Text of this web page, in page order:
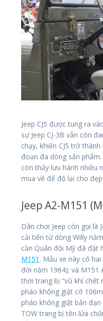
Jeep CJ5 được tung ra
sự Jeep CJ-3B vẫn còn
chạy, khiến CJ5 trở
đoạn đa dòng sản
còn thấy lưu hành nhiều
mua về để độ lại cho
Jeep A2-M151
Dân chơi Jeep còn gọi là
cải tiến từ dòng Willy
cần Quân đội Mỹ đã đặt
M151 . Mẫu xe này có
đời năm 1964); và M151
thời trang bị “vũ khí chết
pháo không giật cỡ
pháo không giật bắn
TOW trang bị tên lửa